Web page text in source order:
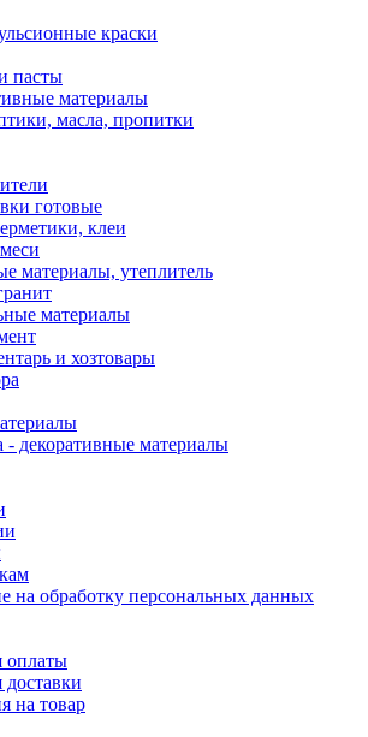
краски
пасты
материалы
масла, пропитки
готовые
клеи
материалы, утеплитель
материалы
и хозтовары
- декоративные материалы
на обработку персональных данных
оплаты
доставки
на товар